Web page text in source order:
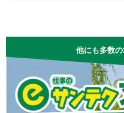
他にも多数